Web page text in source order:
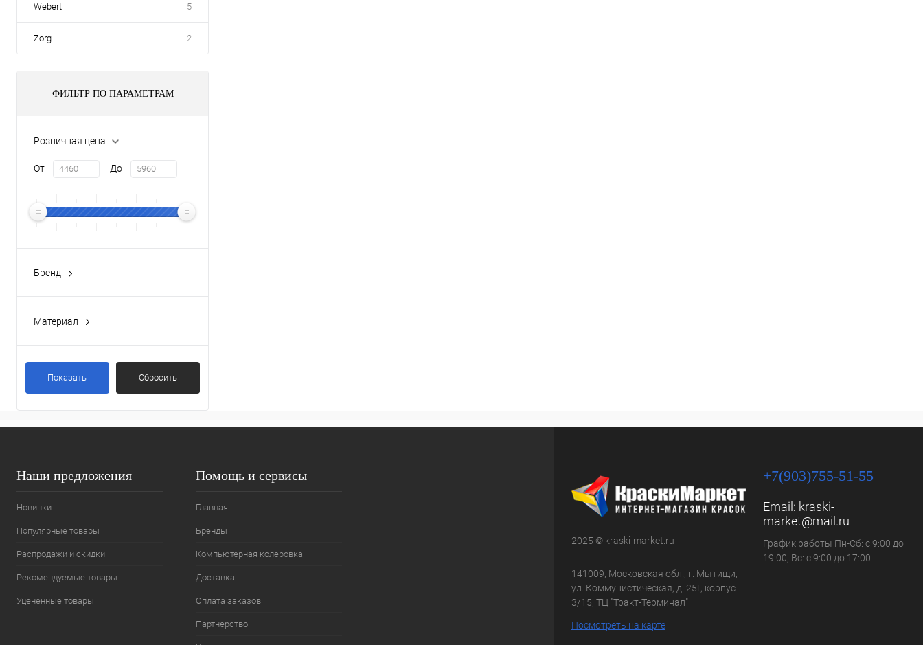
Webert 5
Zorg 2
ФИЛЬТР ПО ПАРАМЕТРАМ
Розничная цена
От До
Бренд
Материал
Показать Сбросить
Наши предложения
Новинки
Популярные товары
Распродажи и скидки
Рекомендуемые товары
Уцененные товары
Помощь и сервисы
Главная
Бренды
Компьютерная колеровка
Доставка
Оплата заказов
Партнерство
2025 © kraski-market.ru
141009, Московская обл., г. Мытищи,
ул. Коммунистическая, д. 25Г, корпус
3/15, ТЦ "Тракт-Терминал"
Посмотреть на карте
+7(903)755-51-55
Email: kraski-
market@mail.ru
График работы Пн-Сб: с 9:00 до
19:00, Вс: с 9:00 до 17:00